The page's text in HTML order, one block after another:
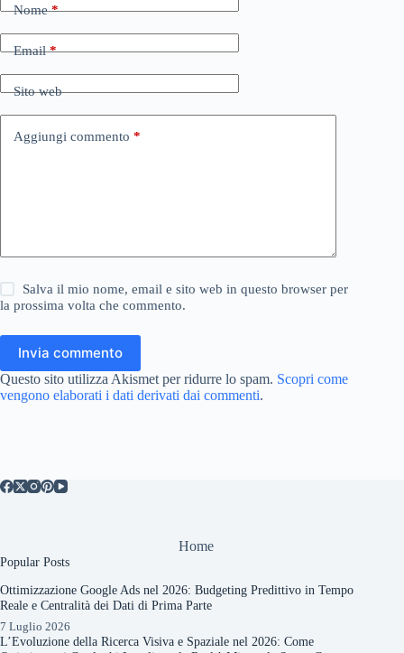
Nome*
Email*
Sito web
Aggiungi commento *
Salva il mio nome, email e sito web in questo browser per
la prossima volta che commento.
Invia commento
Questo sito utilizza Akismet per ridurre lo spam. Scopri come
vengono elaborati i dati derivati dai commenti.
Home
Popular Posts
Ottimizzazione Google Ads nel 2026: Budgeting Predittivo in Tempo
Reale e Centralità dei Dati di Prima Parte
7 Luglio 2026
L’Evoluzione della Ricerca Visiva e Spaziale nel 2026: Come